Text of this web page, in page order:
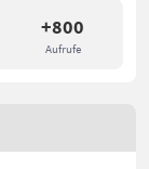
+800
Aufrufe